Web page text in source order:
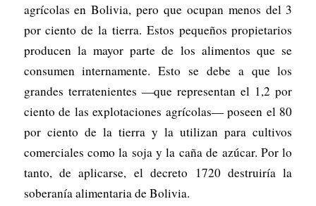
agrícolas en Bolivia, pero que ocupan menos del 3
por ciento de la tierra. Estos pequeños propietarios
producen la mayor parte de los alimentos que se
consumen internamente. Esto se debe a que los
grandes terratenientes —que representan el 1,2 por
ciento de las explotaciones agrícolas— poseen el 80
por ciento de la tierra y la utilizan para cultivos
comerciales como la soja y la caña de azúcar. Por lo
tanto, de aplicarse, el decreto 1720 destruiría la
soberanía alimentaria de Bolivia.